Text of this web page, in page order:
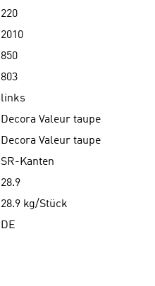
220
2010
850
803
links
Decora Valeur taupe
Decora Valeur taupe
SR-Kanten
28.9
28.9 kg/Stück
DE